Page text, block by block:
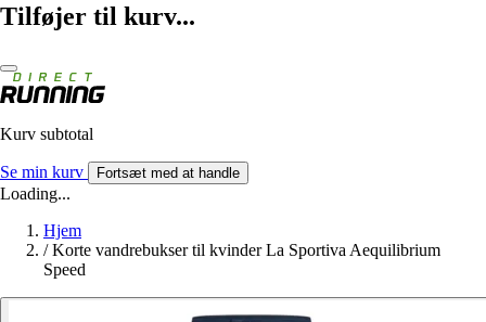
Tilføjer til kurv...
Kurv subtotal
Se min kurv Fortsæt med at handle
Loading...
Hjem
/ Korte vandrebukser til kvinder La Sportiva Aequilibrium
Speed